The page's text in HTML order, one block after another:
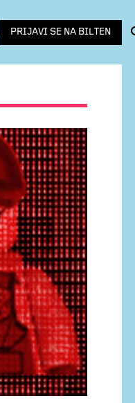
PRIJAVI SE NA BILTEN